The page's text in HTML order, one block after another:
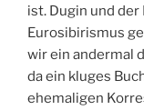
ist. Dugin und
Eurosibirismus
wir ein andermal
da ein kluges
ehemaligen